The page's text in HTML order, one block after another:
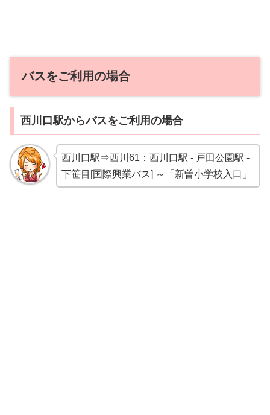
バスをご利用の場合
西川口駅からバスをご利用の場合
西川口駅⇒西川61：西川口駅 - 戸田公園駅 -
下笹目[国際興業バス] ～「新曽小学校入口」